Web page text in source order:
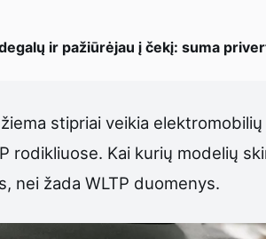
ir pažiūrėjau į čekį: suma
stipriai veikia
rodikliuose. Kai kurių modelių
nei žada WLTP duomenys.